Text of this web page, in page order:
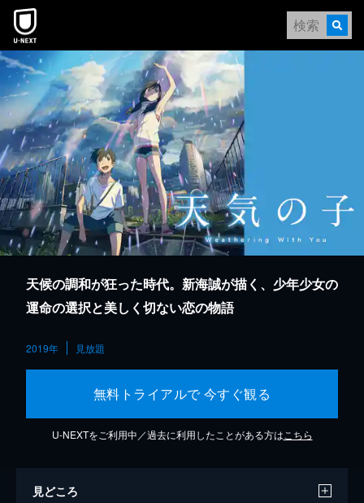
本文へスキップ
天候の調和が狂った時代。新海誠が描く、少年少女の
運命の選択と美しく切ない恋の物語
2019年 見放題
無料トライアルで 今すぐ観る
U-NEXTをご利用中／過去に利用したことがある方は こちら
見どころ